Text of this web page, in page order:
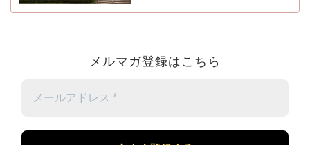
メルマガ登録はこちら
ー
ア